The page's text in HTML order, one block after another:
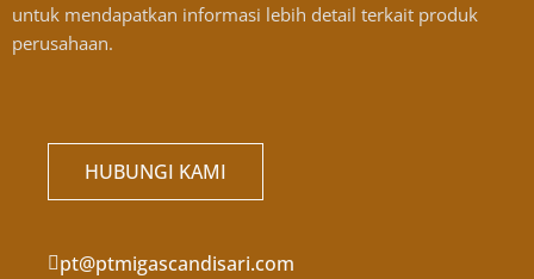
untuk mendapatkan informasi lebih detail terkait produk
perusahaan.
HUBUNGI KAMI
pt@ptmigascandisari.com